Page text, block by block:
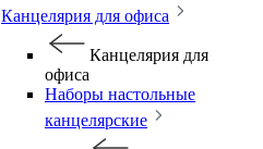
Канцелярия для офиса
Канцелярия для
офиса
Наборы настольные
канцелярские